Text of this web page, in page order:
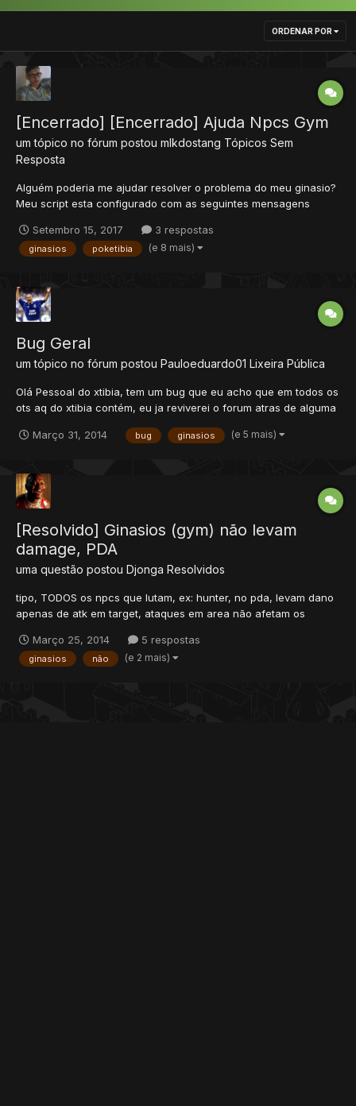
ORDENAR POR
[Encerrado] [Encerrado] Ajuda Npcs Gym
um tópico no fórum postou mlkdostang Tópicos Sem
Resposta
Alguém poderia me ajudar resolver o problema do meu ginasio?
Meu script esta configurado com as seguintes mensagens
Saffron's Gym Leader. How may I help you? 12:48 G U M B A L L:
battle 12:48 Sabrina: To battle agains't a g...
Setembro 15, 2017 3 respostas
ginasios poketibia (e 8 mais)
Bug Geral
um tópico no fórum postou Pauloeduardo01 Lixeira Pública
Olá Pessoal do xtibia, tem um bug que eu acho que em todos os
ots aq do xtibia contém, eu ja reviverei o forum atras de alguma
consigo arrumar. O bug é nos Ginasios , Kira,koga,blaine
Março 31, 2014 bug ginasios (e 5 mais)
[Resolvido] Ginasios (gym) não levam
damage, PDA
uma questão postou Djonga Resolvidos
tipo, TODOS os npcs que lutam, ex: hunter, no pda, levam dano
apenas de atk em target, ataques em area não afetam os
npc usa alguns ataques e nem hita o pokemon do player e nem
o player. alguem pode me ajudar?
Março 25, 2014 5 respostas
ginasios não (e 2 mais)